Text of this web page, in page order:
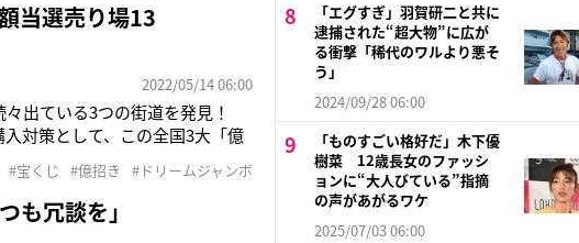
当選売り場13
2022/05/14 06:00
々出ている3つの街道を発見！
対策として、この全国3大「億
東京
#宝くじ #億招き #ドリームジャンボ
も冗談を」
「エグすぎ」羽賀研二と共に
逮捕された“超大物”に広が
る衝撃「稀代のワルより悪そ
う」
2024/09/28 06:00
「ものすごい格好だ」木下優
樹菜 12歳長女のファッシ
ョンに“大人びている”指摘
の声があがるワケ
2025/07/03 06:00